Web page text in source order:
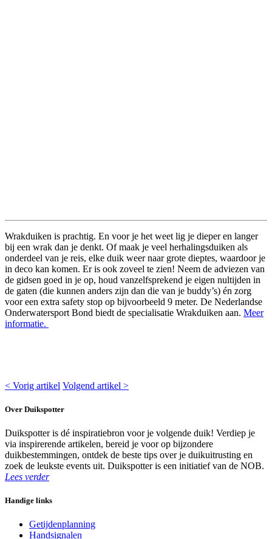
Wrakduiken is prachtig. En voor je het weet lig je dieper en langer
bij een wrak dan je denkt. Of maak je veel herhalingsduiken als
onderdeel van je reis, elke duik weer naar grote dieptes, waardoor je
in deco kan komen. Er is ook zoveel te zien! Neem de adviezen van
de gidsen goed in je op, houd vanzelfsprekend je eigen nultijden in
de gaten (die kunnen anders zijn dan die van je buddy’s) én zorg
voor een extra safety stop op bijvoorbeeld 9 meter. De Nederlandse
Onderwatersport Bond biedt de specialisatie Wrakduiken aan. Meer
informatie.
< Vorig artikel Volgend artikel >
Over Duikspotter
Duikspotter is dé inspiratiebron voor je volgende duik! Verdiep je
via inspirerende artikelen, bereid je voor op bijzondere
duikbestemmingen, ontdek de beste tips over je duikuitrusting en
zoek de leukste events uit. Duikspotter is een initiatief van de NOB.
Lees verder
Handige links
Getijdenplanning
Handsignalen